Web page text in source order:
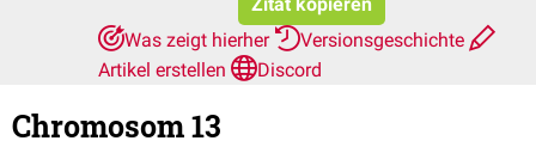
Was zeigt hierher
Versionsgeschichte
Artikel erstellen
Discord
Chromosom 13